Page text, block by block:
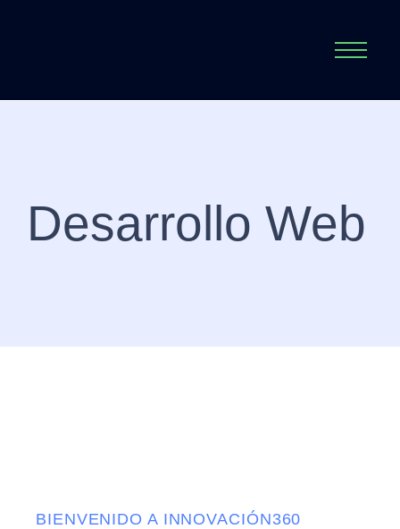
Desarrollo Web
BIENVENIDO A INNOVACIÓN360